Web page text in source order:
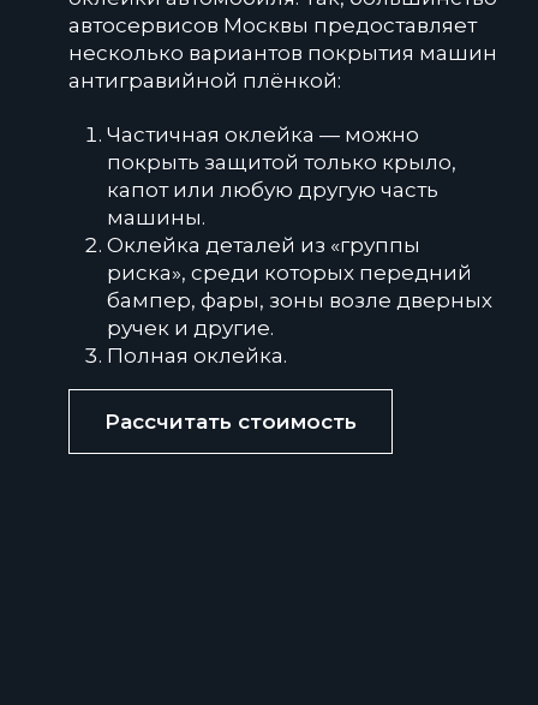
автосервисов Москвы предоставляет
несколько вариантов покрытия машин
антигравийной плёнкой:
Частичная оклейка — можно
покрыть защитой только крыло,
капот или любую другую часть
машины.
Оклейка деталей из «группы
риска», среди которых передний
бампер, фары, зоны возле дверных
ручек и другие.
Полная оклейка.
Рассчитать стоимость